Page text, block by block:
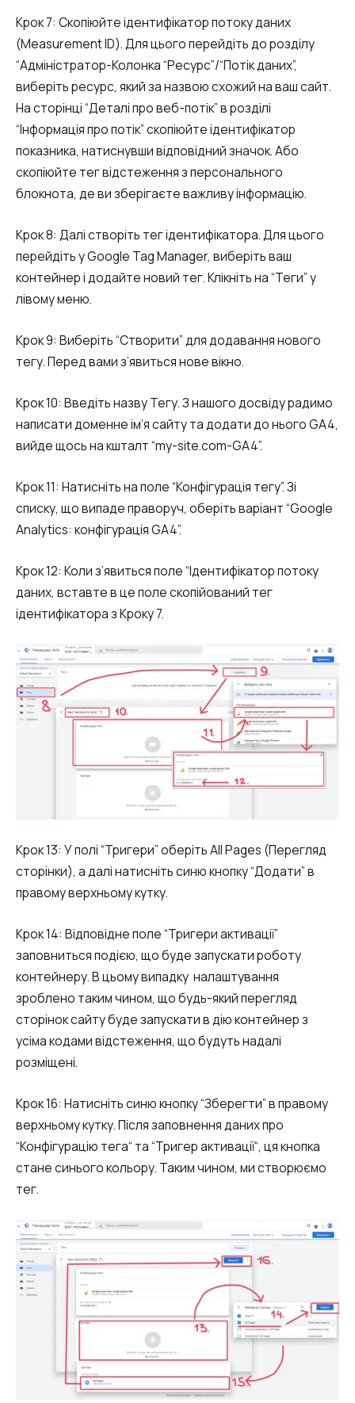
Крок 7: Скопіюйте ідентифікатор потоку даних
(Measurement ID). Для цього перейдіть до розділу
“Адміністратор-Колонка “Ресурс”/“Потік даних”,
виберіть ресурс, який за назвою схожий на ваш сайт.
На сторінці “Деталі про веб-потік” в розділі
“Інформація про потік” скопіюйте ідентифікатор
показника, натиснувши відповідний значок. Або
скопіюйте тег відстеження з персонального
блокнота, де ви зберігаєте важливу інформацію.
Крок 8: Далі створіть тег ідентифікатора. Для цього
перейдіть у Google Tag Manager, виберіть ваш
контейнер і додайте новий тег. Клікніть на “Теги” у
лівому меню.
Крок 9: Виберіть “Створити” для додавання нового
тегу. Перед вами з’явиться нове вікно.
Крок 10: Введіть назву Тегу. З нашого досвіду радимо
написати доменне ім’я сайту та додати до нього GA4,
вийде щось на кшталт “my-site.com-GA4”.
Крок 11: Натисніть на поле “Конфігурація тегу”. Зі
списку, що випаде праворуч, оберіть варіант “Google
Analytics: конфігурація GA4”.
Крок 12: Коли з’явиться поле “Ідентифікатор потоку
даних, вставте в це поле скопійований тег
ідентифікатора з Кроку 7.
Крок 13: У полі “Тригери” оберіть All Pages (Перегляд
сторінки), а далі натисніть синю кнопку “Додати” в
правому верхньому кутку.
Крок 14: Відповідне поле “Тригери активації”
заповниться подією, що буде запускати роботу
контейнеру. В цьому випадку налаштування
зроблено таким чином, що будь-який перегляд
сторінок сайту буде запускати в дію контейнер з
усіма кодами відстеження, що будуть надалі
розміщені.
Крок 16: Натисніть синю кнопку “Зберегти” в правому
верхньому кутку. Після заповнення даних про
“Конфігурацію тега“ та “Тригер активації“, ця кнопка
стане синього кольору. Таким чином, ми створюємо
тег.